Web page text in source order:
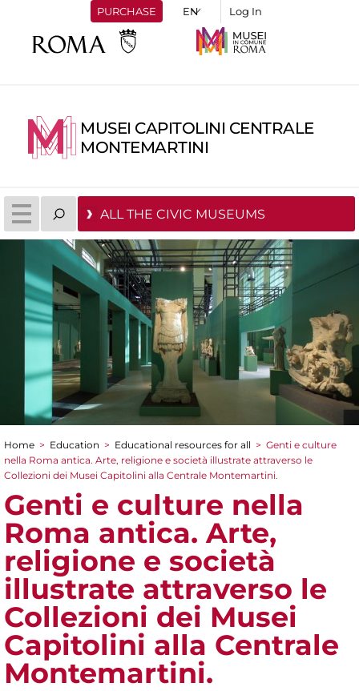
PURCHASE Log In
MUSEI CAPITOLINI CENTRALE
MONTEMARTINI
ALL THE CIVIC MUSEUMS
You are here
Home > Education > Educational resources for all > Genti e culture
nella Roma antica. Arte, religione e società illustrate attraverso le
Collezioni dei Musei Capitolini alla Centrale Montemartini.
Genti e culture nella
Roma antica. Arte,
religione e società
illustrate attraverso le
Collezioni dei Musei
Capitolini alla Centrale
Montemartini.